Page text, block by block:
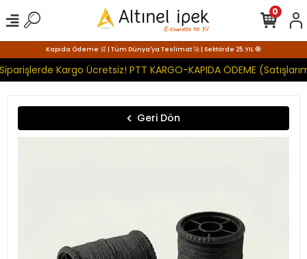
Kapıda Ödeme 🛒 | Tüm Dünya'ya Teslimat 🚀 | Sektörde 25. YIL 🧿
Kargo Ücretsiz! PTT KARGO-KAPIDA ÖDEME
0
Geri Dön